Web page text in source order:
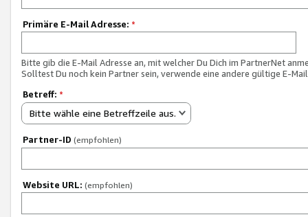
Primäre E-Mail Adresse: *
Bitte gib die E-Mail Adresse an, mit welcher Du Dich im PartnerNet
Solltest Du noch kein Partner sein, verwende eine andere gültige E-
Betreff: *
Bitte wähle eine Betreffzeile aus.
Partner-ID (empfohlen)
Website URL: (empfohlen)